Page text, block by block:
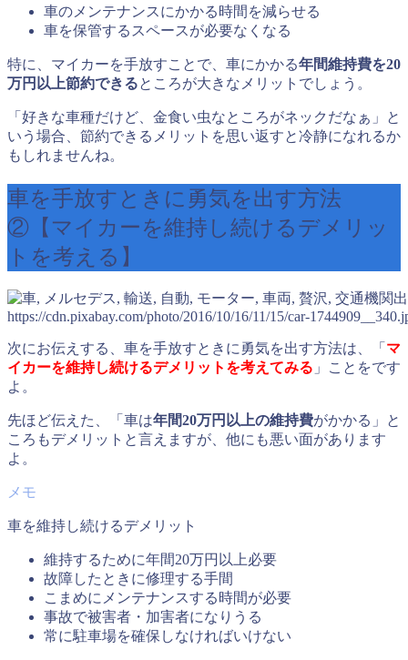
車のメンテナンスにかかる時間を減らせる
車を保管するスペースが必要なくなる
特に、マイカーを手放すことで、車にかかる年間維持費を20
万円以上節約できるところが大きなメリットでしょう。
「好きな車種だけど、金食い虫なところがネックだなぁ」と
いう場合、節約できるメリットを思い返すと冷静になれるか
もしれませんね。
車を手放すときに勇気を出す方法
②【マイカーを維持し続けるデメリッ
トを考える】
https://cdn.pixabay.com/photo/2016/10/16/11/15/car-
次にお伝えする、車を手放すときに勇気を出す方法は、「 マ
イカーを維持し続けるデメリットを考えてみる 」ことをです
よ。
先ほど伝えた、「車は年間20万円以上の維持費がかかる」と
ころもデメリットと言えますが、他にも悪い面があります
よ。
車を維持し続けるデメリット
維持するために年間20万円以上必要
故障したときに修理する手間
こまめにメンテナンスする時間が必要
事故で被害者・加害者になりうる
常に駐車場を確保しなければいけない